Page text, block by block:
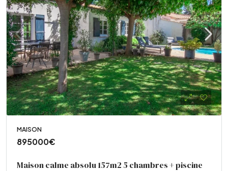
MAISON
895000€
Maison calme absolu 157m2 5 chambres + piscine